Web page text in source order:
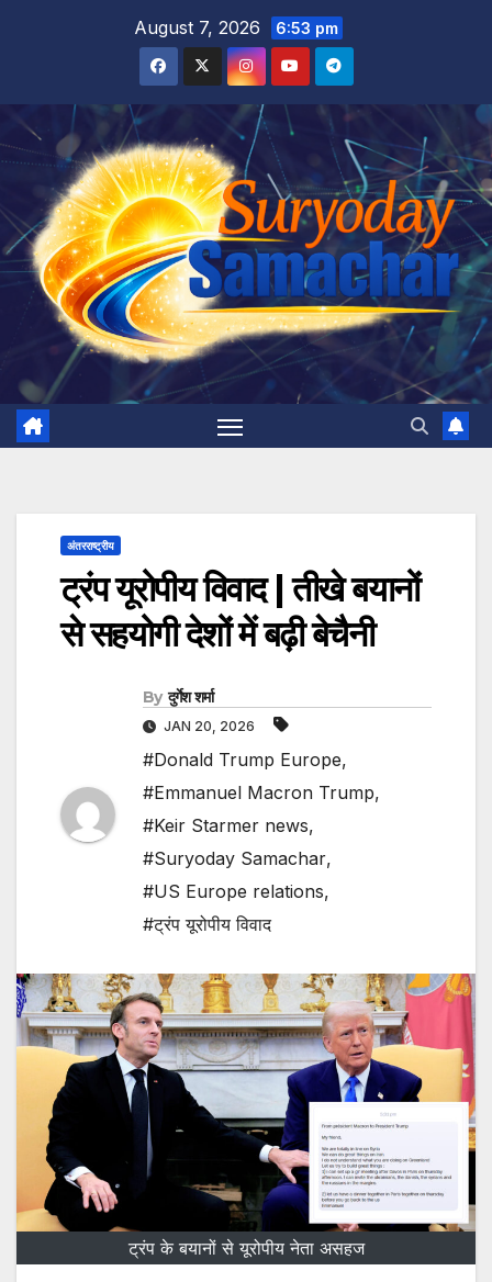
August 7, 2026 6:53 pm
अंतरराष्ट्रीय
ट्रंप यूरोपीय विवाद | तीखे बयानों
से सहयोगी देशों में बढ़ी बेचैनी
By दुर्गेश शर्मा
JAN 20, 2026
#Donald Trump Europe,
#Emmanuel Macron Trump,
#Keir Starmer news,
#Suryoday Samachar,
#US Europe relations,
#ट्रंप यूरोपीय विवाद
ट्रंप के बयानों से यूरोपीय नेता असहज